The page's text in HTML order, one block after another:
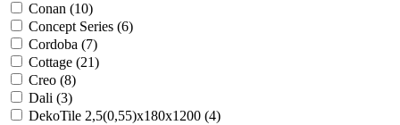
Conan (10)
Concept Series (6)
Cordoba (7)
Cottage (21)
Creo (8)
Dali (3)
DekoTile 2,5(0,55)x180x1200 (4)